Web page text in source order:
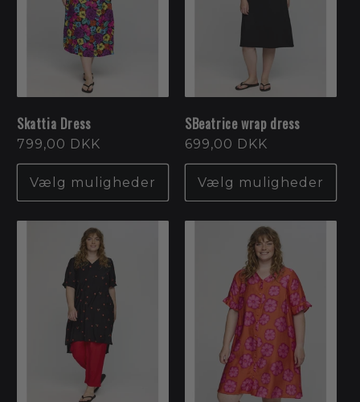
Skattia Dress
Normalpris
799,00 DKK
Vælg muligheder
SBeatrice wrap dress
Normalpris
699,00 DKK
Vælg muligheder